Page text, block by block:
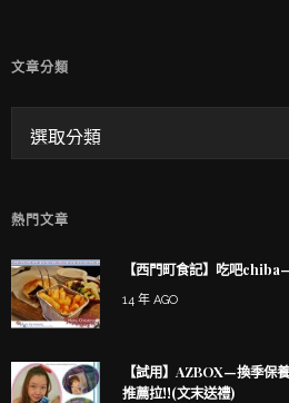
文章分類
熱門文章
【西門町食記】吃吧
14 年 AGO
【試用】AZBOX—換季保
推薦拉!!(文末送禮)